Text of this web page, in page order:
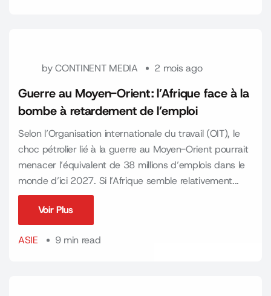
byCONTINENT MEDIA 2 mois ago
Guerre au Moyen-Orient : l’Afrique face à la
bombe à retardement de l’emploi
Selon l’Organisation internationale du travail (OIT), le
choc pétrolier lié à la guerre au Moyen-Orient pourrait
menacer l’équivalent de 38 millions d’emplois dans le
monde d’ici 2027. Si l’Afrique semble relativement...
Voir Plus
ASIE
9 min read